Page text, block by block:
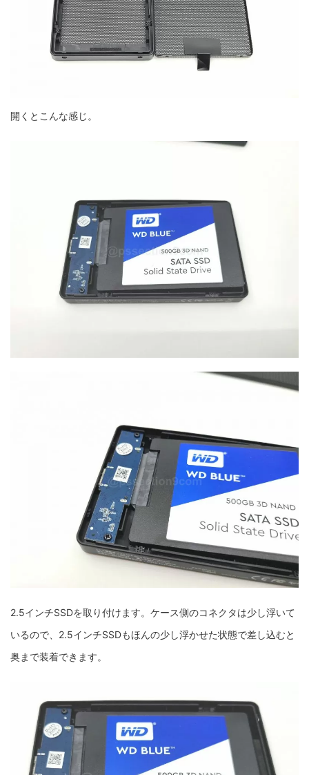
開くとこんな感じ。
2.5インチSSDを取り付けます。ケース側のコネクタは少し浮いて
いるので、2.5インチSSDもほんの少し浮かせた状態で差し込むと
奥まで装着できます。